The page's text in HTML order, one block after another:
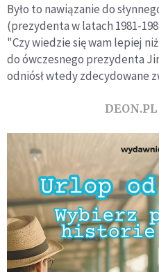
Było to nawiązanie do
(prezydenta w latach 1981-
"Czy wiedzie się wam lepiej
do ówczesnego prezydenta
odniósł wtedy zdecydowane
DEON.PL